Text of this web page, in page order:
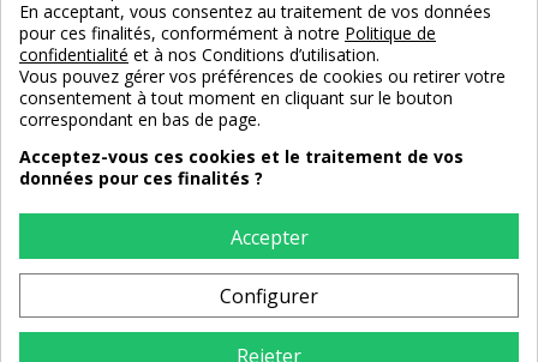
3X SANS FRAIS
100% sécurisé
PAIEMENT 100% SÉCURISÉ
par CB / Amex / Virement
LIVRAISON 12/18 JOURS
depuis 2008
RETOURS
sous 14 jours
En acceptant, vous consentez au traitement de vos données
pour ces finalités, conformément à notre Politique de
confidentialité et à nos Conditions d’utilisation.
Vous pouvez gérer vos préférences de cookies ou retirer votre
consentement à tout moment en cliquant sur le bouton
correspondant en bas de page.
Acceptez-vous ces cookies et le traitement de vos
données pour ces finalités ?
Accepter
Configurer
Rejeter